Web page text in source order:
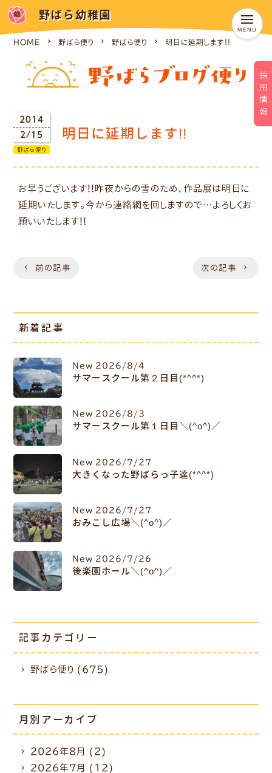
野ばら幼稚園
採用情報
HOME 野ばら便り 野ばら便り 明日に延期します!!
2014
2/15
野ばら便り
明日に延期します!!
お早うございます!!昨夜からの雪のため、作品展は明日に
延期いたします。今から連絡網を回しますので…よろしくお
願いいたします!!
前の記事 次の記事
新着記事
New 2026/8/4
サマースクール第２日目(*^^*)
New 2026/8/3
サマースクール第１日目＼(^o^)／
New 2026/7/27
大きくなった野ばらっ子達(*^^*)
New 2026/7/27
おみこし広場＼(^o^)／
New 2026/7/26
後楽園ホール＼(^o^)／
記事カテゴリー
野ばら便り (675)
月別アーカイブ
2026年8月 (2)
2026年7月 (12)